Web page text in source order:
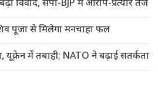
विवाद, सपा-BJP में आरोप-प्रत्यार तेज
पूजा से मिलेगा मनचाहा फल
में तबाही; NATO ने बढ़ाई सतर्कता